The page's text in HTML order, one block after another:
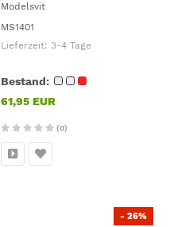
Modelsvit
MS1401
Lieferzeit: 3-4 Tage
Bestand:
61,95 EUR
(0)
- 26%